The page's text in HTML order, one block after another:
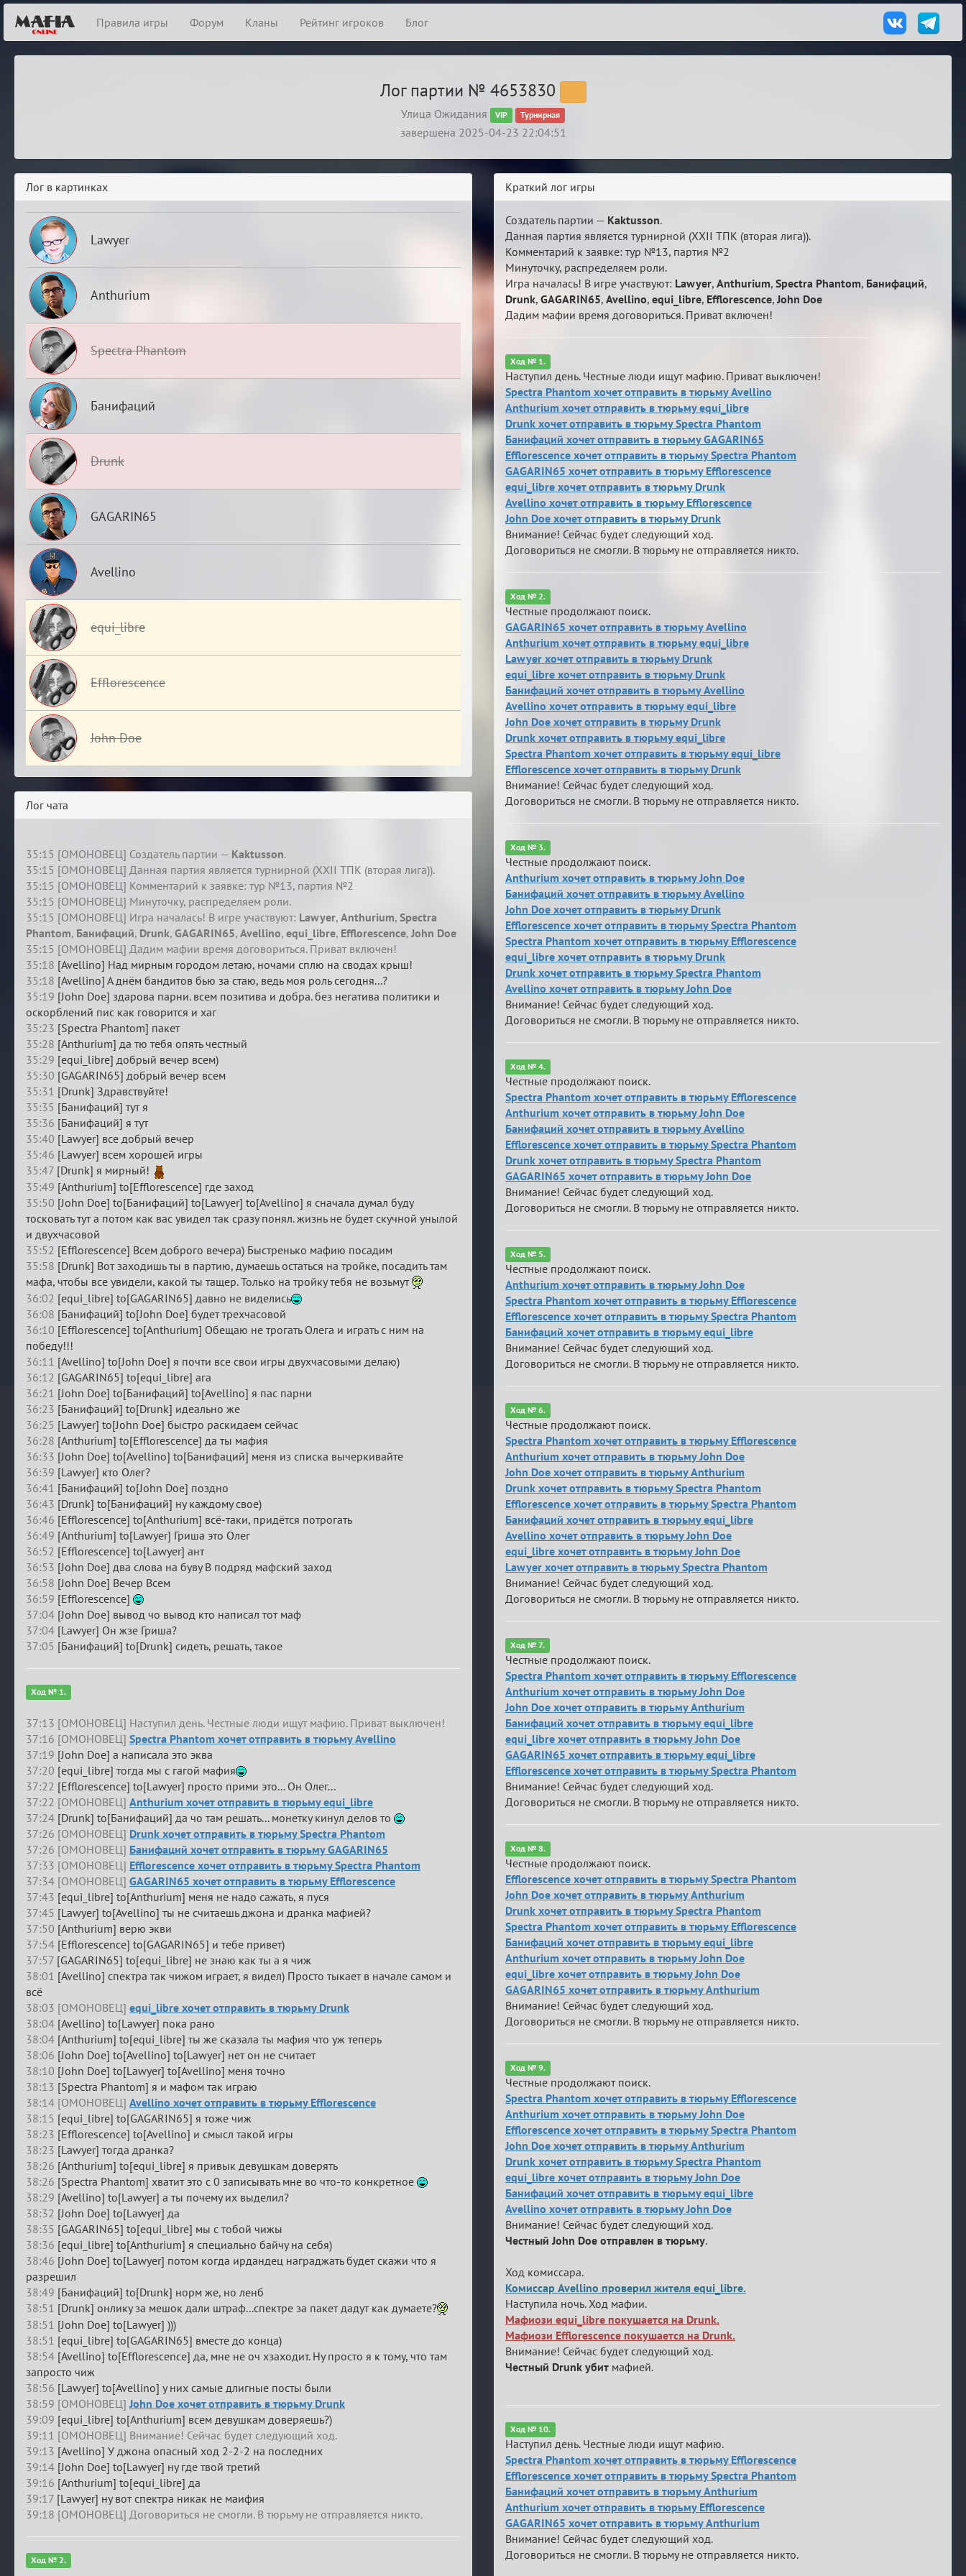
Правила игры Форум Кланы Рейтинг игроков Блог
Лог партии № 4653830
Улица Ожидания VIP Турнирная
завершена 2025-04-23 22:04:51
Лог в картинках
Lawyer
Anthurium
Spectra Phantom
Банифаций
Drunk
GAGARIN65
Avellino
equi_libre
Efflorescence
John Doe
Лог чата
35:15 [ОМОНОВЕЦ] Создатель партии — Kaktusson.
35:15 [ОМОНОВЕЦ] Данная партия является турнирной (XXII ТПК (вторая лига)).
35:15 [ОМОНОВЕЦ] Комментарий к заявке: тур №13, партия №2
35:15 [ОМОНОВЕЦ] Минуточку, распределяем роли.
35:15 [ОМОНОВЕЦ] Игра началась! В игре участвуют: Lawyer, Anthurium, Spectra
Phantom, Банифаций, Drunk, GAGARIN65, Avellino, equi_libre, Efflorescence, John Doe
35:15 [ОМОНОВЕЦ] Дадим мафии время договориться. Приват включен!
35:18 [Avellino] Над мирным городом летаю, ночами сплю на сводах крыш!
35:18 [Avellino] А днём бандитов бью за стаю, ведь моя роль сегодня...?
35:19 [John Doe] здарова парни. всем позитива и добра. без негатива политики и
оскорблений пис как говорится и хаг
35:23 [Spectra Phantom] пакет
35:28 [Anthurium] да тю тебя опять честный
35:29 [equi_libre] добрый вечер всем)
35:30 [GAGARIN65] добрый вечер всем
35:31 [Drunk] Здравствуйте!
35:35 [Банифаций] тут я
35:36 [Банифаций] я тут
35:40 [Lawyer] все добрый вечер
35:46 [Lawyer] всем хорошей игры
35:47 [Drunk] я мирный!
35:49 [Anthurium] to[Efflorescence] где заход
35:50 [John Doe] to[Банифаций] to[Lawyer] to[Avellino] я сначала думал буду
тосковать тут а потом как вас увидел так сразу понял. жизнь не будет скучной унылой
и двухчасовой
35:52 [Efflorescence] Всем доброго вечера) Быстренько мафию посадим
35:58 [Drunk] Вот заходишь ты в партию, думаешь остаться на тройке, посадить там
мафа, чтобы все увидели, какой ты тащер. Только на тройку тебя не возьмут
36:02 [equi_libre] to[GAGARIN65] давно не виделись
36:08 [Банифаций] to[John Doe] будет трехчасовой
36:10 [Efflorescence] to[Anthurium] Обещаю не трогать Олега и играть с ним на
победу!!!
36:11 [Avellino] to[John Doe] я почти все свои игры двухчасовыми делаю)
36:12 [GAGARIN65] to[equi_libre] ага
36:21 [John Doe] to[Банифаций] to[Avellino] я пас парни
36:23 [Банифаций] to[Drunk] идеально же
36:25 [Lawyer] to[John Doe] быстро раскидаем сейчас
36:28 [Anthurium] to[Efflorescence] да ты мафия
36:33 [John Doe] to[Avellino] to[Банифаций] меня из списка вычеркивайте
36:39 [Lawyer] кто Олег?
36:41 [Банифаций] to[John Doe] поздно
36:43 [Drunk] to[Банифаций] ну каждому свое)
36:46 [Efflorescence] to[Anthurium] всё-таки, придётся потрогать
36:49 [Anthurium] to[Lawyer] Гриша это Олег
36:52 [Efflorescence] to[Lawyer] ант
36:53 [John Doe] два слова на буву В подряд мафский заход
36:58 [John Doe] Вечер Всем
36:59 [Efflorescence]
37:04 [John Doe] вывод чо вывод кто написал тот маф
37:04 [Lawyer] Он жзе Гриша?
37:05 [Банифаций] to[Drunk] сидеть, решать, такое
Ход № 1.
37:13 [ОМОНОВЕЦ] Наступил день. Честные люди ищут мафию. Приват выключен!
37:16 [ОМОНОВЕЦ] Spectra Phantom хочет отправить в тюрьму Avellino
37:19 [John Doe] а написала это эква
37:20 [equi_libre] тогда мы с гагой мафия
37:22 [Efflorescence] to[Lawyer] просто прими это... Он Олег...
37:22 [ОМОНОВЕЦ] Anthurium хочет отправить в тюрьму equi_libre
37:24 [Drunk] to[Банифаций] да чо там решать... монетку кинул делов то
37:26 [ОМОНОВЕЦ] Drunk хочет отправить в тюрьму Spectra Phantom
37:26 [ОМОНОВЕЦ] Банифаций хочет отправить в тюрьму GAGARIN65
37:33 [ОМОНОВЕЦ] Efflorescence хочет отправить в тюрьму Spectra Phantom
37:34 [ОМОНОВЕЦ] GAGARIN65 хочет отправить в тюрьму Efflorescence
37:43 [equi_libre] to[Anthurium] меня не надо сажать, я пуся
37:45 [Lawyer] to[Avellino] ты не считаешь джона и дранка мафией?
37:50 [Anthurium] верю экви
37:54 [Efflorescence] to[GAGARIN65] и тебе привет)
37:57 [GAGARIN65] to[equi_libre] не знаю как ты а я чиж
38:01 [Avellino] спектра так чижом играет, я видел) Просто тыкает в начале самом и
всё
38:03 [ОМОНОВЕЦ] equi_libre хочет отправить в тюрьму Drunk
38:04 [Avellino] to[Lawyer] пока рано
38:04 [Anthurium] to[equi_libre] ты же сказала ты мафия что уж теперь
38:06 [John Doe] to[Avellino] to[Lawyer] нет он не считает
38:10 [John Doe] to[Lawyer] to[Avellino] меня точно
38:13 [Spectra Phantom] я и мафом так играю
38:14 [ОМОНОВЕЦ] Avellino хочет отправить в тюрьму Efflorescence
38:15 [equi_libre] to[GAGARIN65] я тоже чиж
38:23 [Efflorescence] to[Avellino] и смысл такой игры
38:23 [Lawyer] тогда дранка?
38:26 [Anthurium] to[equi_libre] я привык девушкам доверять
38:26 [Spectra Phantom] хватит это с 0 записывать мне во что-то конкретное
38:29 [Avellino] to[Lawyer] а ты почему их выделил?
38:32 [John Doe] to[Lawyer] да
38:35 [GAGARIN65] to[equi_libre] мы с тобой чижы
38:36 [equi_libre] to[Anthurium] я специально байчу на себя)
38:46 [John Doe] to[Lawyer] потом когда ирдандец награджать будет скажи что я
разрешил
38:49 [Банифаций] to[Drunk] норм же, но ленб
38:51 [Drunk] онлику за мешок дали штраф...спектре за пакет дадут как думаете?
38:51 [John Doe] to[Lawyer] )))
38:51 [equi_libre] to[GAGARIN65] вместе до конца)
38:54 [Avellino] to[Efflorescence] да, мне не оч хзаходит. Ну просто я к тому, что там
запросто чиж
38:56 [Lawyer] to[Avellino] у них самые длигные посты были
38:59 [ОМОНОВЕЦ] John Doe хочет отправить в тюрьму Drunk
39:09 [equi_libre] to[Anthurium] всем девушкам доверяешь?)
39:11 [ОМОНОВЕЦ] Внимание! Сейчас будет следующий ход.
39:13 [Avellino] У джона опасный ход 2-2-2 на последних
39:14 [John Doe] to[Lawyer] ну где твой третий
39:16 [Anthurium] to[equi_libre] да
39:17 [Lawyer] ну вот спектра никак не маифия
39:18 [ОМОНОВЕЦ] Договориться не смогли. В тюрьму не отправляется никто.
Ход № 2.
Краткий лог игры
Создатель партии — Kaktusson.
Данная партия является турнирной (XXII ТПК (вторая лига)).
Комментарий к заявке: тур №13, партия №2
Минуточку, распределяем роли.
Игра началась! В игре участвуют: Lawyer, Anthurium, Spectra Phantom, Банифаций,
Drunk, GAGARIN65, Avellino, equi_libre, Efflorescence,John Doe
Дадим мафии время договориться. Приват включен!
Ход № 1.
Наступил день. Честные люди ищут мафию. Приват выключен!
Spectra Phantom хочет отправить в тюрьму Avellino
Anthurium хочет отправить в тюрьму equi_libre
Drunk хочет отправить в тюрьму Spectra Phantom
Банифаций хочет отправить в тюрьму GAGARIN65
Efflorescence хочет отправить в тюрьму Spectra Phantom
GAGARIN65 хочет отправить в тюрьму Efflorescence
equi_libre хочет отправить в тюрьму Drunk
Avellino хочет отправить в тюрьму Efflorescence
John Doe хочет отправить в тюрьму Drunk
Внимание! Сейчас будет следующий ход.
Договориться не смогли. В тюрьму не отправляется никто.
Ход № 2.
Честные продолжают поиск.
GAGARIN65 хочет отправить в тюрьму Avellino
Anthurium хочет отправить в тюрьму equi_libre
Lawyer хочет отправить в тюрьму Drunk
equi_libre хочет отправить в тюрьму Drunk
Банифаций хочет отправить в тюрьму Avellino
Avellino хочет отправить в тюрьму equi_libre
John Doe хочет отправить в тюрьму Drunk
Drunk хочет отправить в тюрьму equi_libre
Spectra Phantom хочет отправить в тюрьму equi_libre
Efflorescence хочет отправить в тюрьму Drunk
Внимание! Сейчас будет следующий ход.
Договориться не смогли. В тюрьму не отправляется никто.
Ход № 3.
Честные продолжают поиск.
Anthurium хочет отправить в тюрьму John Doe
Банифаций хочет отправить в тюрьму Avellino
John Doe хочет отправить в тюрьму Drunk
Efflorescence хочет отправить в тюрьму Spectra Phantom
Spectra Phantom хочет отправить в тюрьму Efflorescence
equi_libre хочет отправить в тюрьму Drunk
Drunk хочет отправить в тюрьму Spectra Phantom
Avellino хочет отправить в тюрьму John Doe
Внимание! Сейчас будет следующий ход.
Договориться не смогли. В тюрьму не отправляется никто.
Ход № 4.
Честные продолжают поиск.
Spectra Phantom хочет отправить в тюрьму Efflorescence
Anthurium хочет отправить в тюрьму John Doe
Банифаций хочет отправить в тюрьму Avellino
Efflorescence хочет отправить в тюрьму Spectra Phantom
Drunk хочет отправить в тюрьму Spectra Phantom
GAGARIN65 хочет отправить в тюрьму John Doe
Внимание! Сейчас будет следующий ход.
Договориться не смогли. В тюрьму не отправляется никто.
Ход № 5.
Честные продолжают поиск.
Anthurium хочет отправить в тюрьму John Doe
Spectra Phantom хочет отправить в тюрьму Efflorescence
Efflorescence хочет отправить в тюрьму Spectra Phantom
Банифаций хочет отправить в тюрьму equi_libre
Внимание! Сейчас будет следующий ход.
Договориться не смогли. В тюрьму не отправляется никто.
Ход № 6.
Честные продолжают поиск.
Spectra Phantom хочет отправить в тюрьму Efflorescence
Anthurium хочет отправить в тюрьму John Doe
John Doe хочет отправить в тюрьму Anthurium
Drunk хочет отправить в тюрьму Spectra Phantom
Efflorescence хочет отправить в тюрьму Spectra Phantom
Банифаций хочет отправить в тюрьму equi_libre
Avellino хочет отправить в тюрьму John Doe
equi_libre хочет отправить в тюрьму John Doe
Lawyer хочет отправить в тюрьму Spectra Phantom
Внимание! Сейчас будет следующий ход.
Договориться не смогли. В тюрьму не отправляется никто.
Ход № 7.
Честные продолжают поиск.
Spectra Phantom хочет отправить в тюрьму Efflorescence
Anthurium хочет отправить в тюрьму John Doe
John Doe хочет отправить в тюрьму Anthurium
Банифаций хочет отправить в тюрьму equi_libre
equi_libre хочет отправить в тюрьму John Doe
GAGARIN65 хочет отправить в тюрьму equi_libre
Efflorescence хочет отправить в тюрьму Spectra Phantom
Внимание! Сейчас будет следующий ход.
Договориться не смогли. В тюрьму не отправляется никто.
Ход № 8.
Честные продолжают поиск.
Efflorescence хочет отправить в тюрьму Spectra Phantom
John Doe хочет отправить в тюрьму Anthurium
Drunk хочет отправить в тюрьму Spectra Phantom
Spectra Phantom хочет отправить в тюрьму Efflorescence
Банифаций хочет отправить в тюрьму equi_libre
Anthurium хочет отправить в тюрьму John Doe
equi_libre хочет отправить в тюрьму John Doe
GAGARIN65 хочет отправить в тюрьму Anthurium
Внимание! Сейчас будет следующий ход.
Договориться не смогли. В тюрьму не отправляется никто.
Ход № 9.
Честные продолжают поиск.
Spectra Phantom хочет отправить в тюрьму Efflorescence
Anthurium хочет отправить в тюрьму John Doe
Efflorescence хочет отправить в тюрьму Spectra Phantom
John Doe хочет отправить в тюрьму Anthurium
Drunk хочет отправить в тюрьму Spectra Phantom
equi_libre хочет отправить в тюрьму John Doe
Банифаций хочет отправить в тюрьму equi_libre
Avellino хочет отправить в тюрьму John Doe
Внимание! Сейчас будет следующий ход.
Честный John Doe отправлен в тюрьму.
Ход комиссара.
Комиссар Avellino проверил жителя equi_libre.
Наступила ночь. Ход мафии.
Мафиози equi_libre покушается на Drunk.
Мафиози Efflorescence покушается на Drunk.
Внимание! Сейчас будет следующий ход.
Честный Drunk убит мафией.
Ход № 10.
Наступил день. Честные люди ищут мафию.
Spectra Phantom хочет отправить в тюрьму Efflorescence
Efflorescence хочет отправить в тюрьму Spectra Phantom
Банифаций хочет отправить в тюрьму Anthurium
Anthurium хочет отправить в тюрьму Efflorescence
GAGARIN65 хочет отправить в тюрьму Anthurium
Внимание! Сейчас будет следующий ход.
Договориться не смогли. В тюрьму не отправляется никто.